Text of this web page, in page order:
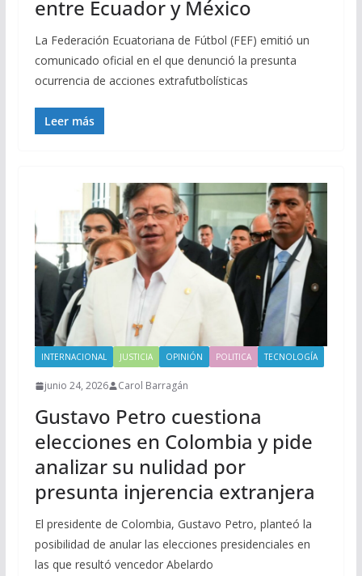
entre Ecuador y México
La Federación Ecuatoriana de Fútbol (FEF) emitió un
comunicado oficial en el que denunció la presunta
ocurrencia de acciones extrafutbolísticas
Leer más
INTERNACIONAL JUSTICIA OPINIÓN POLITICA TECNOLOGÍA
junio 24, 2026 Carol Barragán
Gustavo Petro cuestiona
elecciones en Colombia y pide
analizar su nulidad por
presunta injerencia extranjera
El presidente de Colombia, Gustavo Petro, planteó la
posibilidad de anular las elecciones presidenciales en
las que resultó vencedor Abelardo